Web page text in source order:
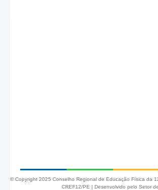
© Copyright 2025 Conselho Regional de Educação Física da
CREF12/PE | Desenvolvido pelo Setor